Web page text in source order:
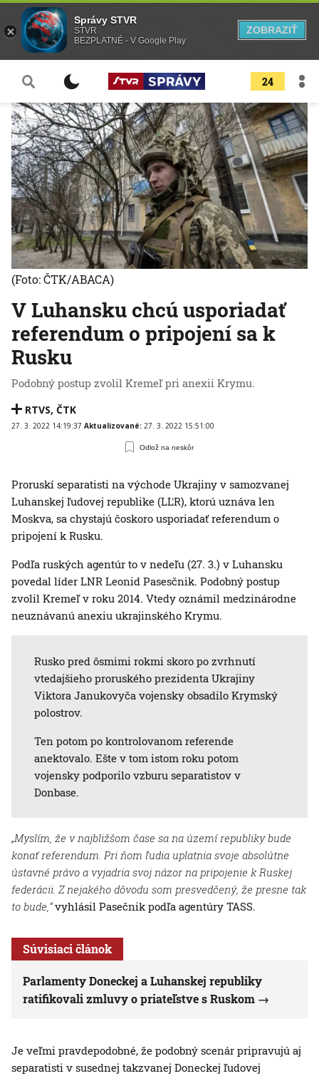
24
V Luhansku chcú usporiadať
referendum o pripojení sa k
Rusku
Podobný postup zvolil Kremeľ pri anexii Krymu.
RTVS, ČTK
27. 3. 2022 14:19:37 Aktualizované: 27. 3. 2022 15:51:00
Odlož na neskôr
(Foto: ČTK/ABACA)
Proruskí separatisti na východe Ukrajiny v samozvanej
Luhanskej ľudovej republike (LĽR), ktorú uznáva len
Moskva, sa chystajú čoskoro usporiadať referendum o
pripojení k Rusku.
Podľa ruských agentúr to v nedeľu (27. 3.) v Luhansku
povedal líder LNR Leonid Pasesčnik. Podobný postup
zvolil Kremeľ v roku 2014. Vtedy oznámil medzinárodne
neuznávanú anexiu ukrajinského Krymu.
Rusko pred ôsmimi rokmi skoro po zvrhnutí
vtedajšieho proruského prezidenta Ukrajiny
Viktora Janukovyča vojensky obsadilo Krymský
polostrov.
Ten potom po kontrolovanom referende
anektovalo. Ešte v tom istom roku potom
vojensky podporilo vzburu separatistov v
Donbase.
„Myslím, že v najbližšom čase sa na území republiky bude
konať referendum. Pri ňom ľudia uplatnia svoje absolútne
ústavné právo a vyjadria svoj názor na pripojenie k Ruskej
federácii. Z nejakého dôvodu som presvedčený, že presne tak
to bude,“vyhlásil Pasečnik podľa agentúry TASS.
Súvisiaci článok
Parlamenty Doneckej a Luhanskej republiky
ratifikovali zmluvy o priateľstve s Ruskom
Je veľmi pravdepodobné, že podobný scenár pripravujú aj
separatisti v susednej takzvanej Doneckej ľudovej
Správy STVR
STVR
BEZPLATNÉ - V Google Play
ZOBRAZIŤ